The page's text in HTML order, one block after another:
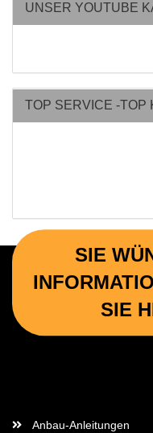
UNSER YOUTUBE
TOP SERVICE -TOP
SIE
SIE
Anbau-Anleitungen